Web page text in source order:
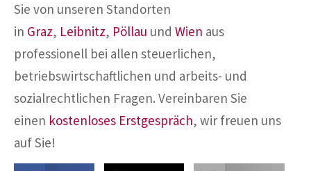
Sie von unseren Standorten
in Graz, Leibnitz, Pöllau und Wien aus
professionell bei allen steuerlichen,
betriebswirtschaftlichen und arbeits- und
sozialrechtlichen Fragen. Vereinbaren Sie
einen kostenloses Erstgespräch, wir freuen uns
auf Sie!